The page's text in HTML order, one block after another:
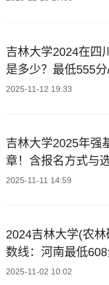
吉林大学2024在四
是多少？最低555
2025-11-12 19:33
吉林大学2025年强
章！含报名方式与
2025-11-11 14:59
2024吉林大学(农
数线：河南最低
2025-11-02 10:02